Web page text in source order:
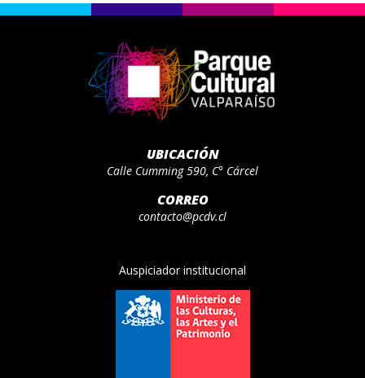
UBICACIÓN
Calle Cumming 590, C° Cárcel
CORREO
contacto@pcdv.cl
Auspiciador institucional